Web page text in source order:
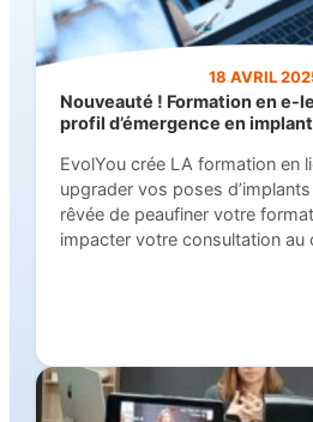
18 AVRIL
Nouveauté ! Formation en e-
profil d’émergence en
EvolYou crée LA formation en
upgrader vos poses d’implants
rêvée de peaufiner votre
impacter votre consultation au